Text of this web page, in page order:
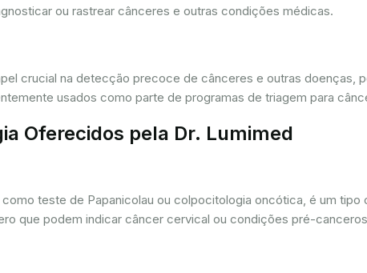
ou rastrear cânceres e outras condições médicas.
crucial na detecção precoce de cânceres e outras doenças,
usados como parte de programas de triagem para
Oferecidos pela Dr. Lumimed
teste de Papanicolau ou colpocitologia oncótica, é um
que podem indicar câncer cervical ou condições pré-